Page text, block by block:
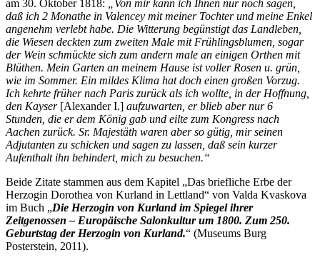
am 30. Oktober 1818:
„Von mir kann ich Ihnen nur noch sagen,
daß ich 2 Monathe in Valencey mit meiner Tochter und meine Enkel
angenehm verlebt habe. Die Witterung begünstigt das Landleben,
die Wiesen deckten zum zweiten Male mit Frühlingsblumen, sogar
der Wein schmückte sich zum andern male an einigen Orthen mit
Blüthen. Mein Garten an meinem Hause ist voller Rosen u. grün,
wie im Sommer. Ein mildes Klima hat doch einen großen Vorzug.
Ich kehrte früher nach Paris zurück als ich wollte, in der Hoffnung,
den Kayser[Alexander I.] aufzuwarten, er blieb aber nur 6
Stunden, die er dem König gab und eilte zum Kongress nach
Aachen zurück. Sr. Majestäth waren aber so gütig, mir seinen
Adjutanten zu schicken und sagen zu lassen, daß sein kurzer
Aufenthalt ihn behindert, mich zu besuchen.“
Beide Zitate stammen aus dem Kapitel „Das briefliche Erbe der
Herzogin Dorothea von Kurland in Lettland“ von Valda Kvaskova
im Buch „Die Herzogin von Kurland im Spiegel ihrer
Zeitgenossen – Europäische Salonkultur um 1800. Zum 250.
Geburtstag der Herzogin von Kurland.“ (Museums Burg
Posterstein, 2011).